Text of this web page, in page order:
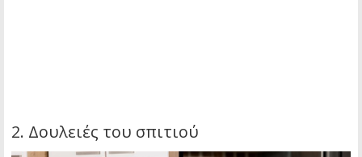
2. Δουλειές του σπιτιού